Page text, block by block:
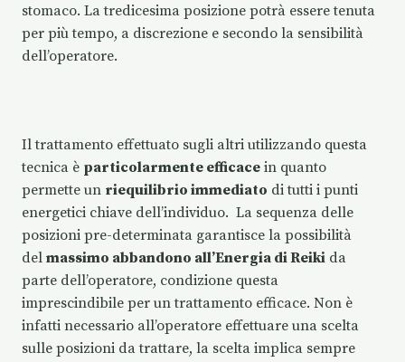
stomaco. La tredicesima posizione potrà essere tenuta
per più tempo, a discrezione e secondo la sensibilità
dell’operatore.
Il trattamento effettuato sugli altri utilizzando questa
tecnica è particolarmente efficace in quanto
permette un riequilibrio immediato di tutti i punti
energetici chiave dell’individuo. La sequenza delle
posizioni pre-determinata garantisce la possibilità
del massimo abbandono all’Energia di Reiki da
parte dell’operatore, condizione questa
imprescindibile per un trattamento efficace. Non è
infatti necessario all’operatore effettuare una scelta
sulle posizioni da trattare, la scelta implica sempre